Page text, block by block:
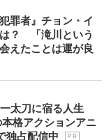
罪者』チョン・イ
？ 「滝川という
えたことは運が良
太刀に宿る人生
格アクションアニ
独占配信中
P R